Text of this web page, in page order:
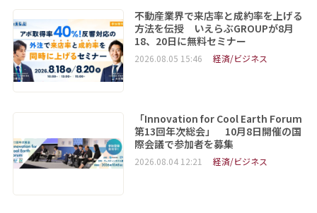
不動産業界で来店率と成約率を上げる
方法を伝授 いえらぶGROUPが8月
18、20日に無料セミナー
2026.08.05 15:46 経済/ビジネス
「Innovation for Cool Earth Forum
第13回年次総会」 10月8日開催の国
際会議で参加者を募集
2026.08.04 12:21 経済/ビジネス